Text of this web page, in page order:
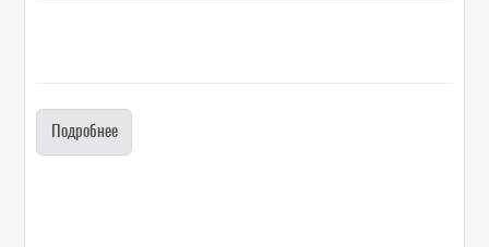
Подробнее